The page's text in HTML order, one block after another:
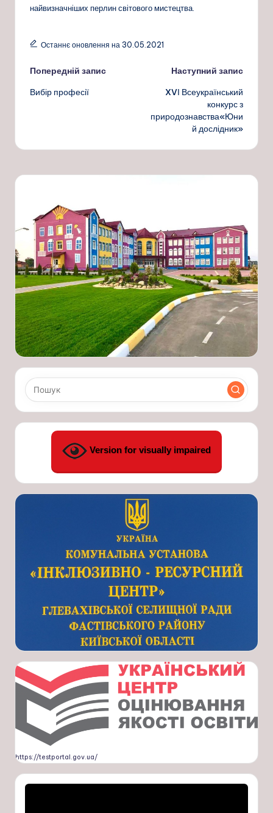
найвизначніших перлин світового мистецтва.
Останнє оновлення на 30.05.2021
Навігація
по
Попередній запис
Вибір професії
Наступний запис
XVІ Всеукраїнський
конкурс з
природознавства«Юни
й дослідник»
Version for visually impaired
https://testportal.gov.ua/